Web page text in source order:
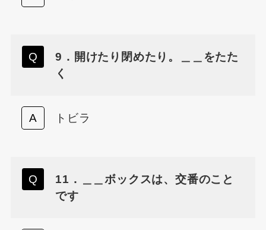
9．開けたり閉めたり。＿＿をたた
く
トビラ
11．＿＿ボックスは、交番のこと
です